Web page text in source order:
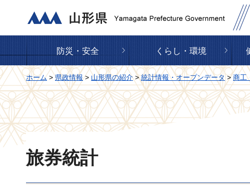
山形県
防災・安全 くらし・環境
ホーム>県政情報> 山形県の紹介>統計情報・オープンデータ>商工
旅券統計